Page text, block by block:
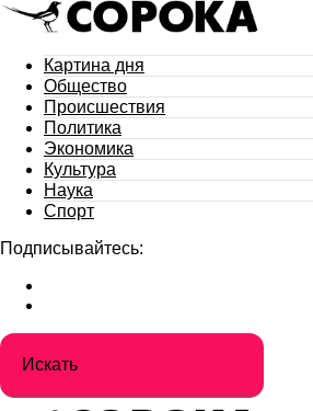
Картина дня
Общество
Происшествия
Политика
Экономика
Культура
Наука
Спорт
Подписывайтесь: